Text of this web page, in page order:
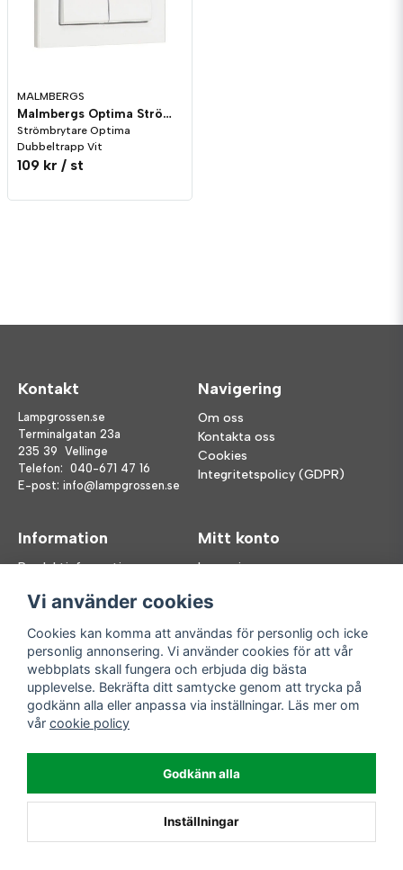
MALMBERGS
Malmbergs Optima Strömbrytare Dubbeltrapp Vit
Strömbrytare Optima
Dubbeltrapp Vit
109 kr / st
Kontakt
Lampgrossen.se
Terminalgatan 23a
235 39 Vellinge
Telefon: 040-671 47 16
E-post: info@lampgrossen.se
Navigering
Om oss
Kontakta oss
Cookies
Integritetspolicy (GDPR)
Information
Produktinformation
FAQ
Mitt konto
Logga in
Glömt lösenord?
Följ oss
Facebook
Instagram
Handla enkelt
Enkla leveranser
Vi använder cookies
Cookies kan komma att användas för personlig och icke
personlig annonsering. Vi använder cookies för att vår
webbplats skall fungera och erbjuda dig bästa
upplevelse. Bekräfta ditt samtycke genom att trycka på
godkänn alla eller anpassa via inställningar. Läs mer om
vår cookie policy
Godkänn alla
Inställningar